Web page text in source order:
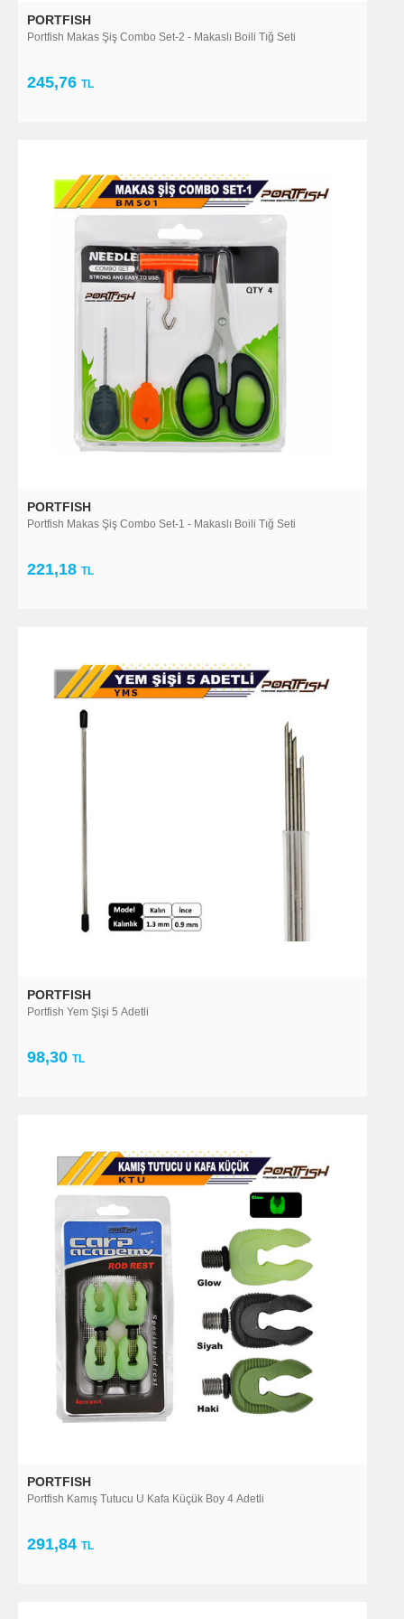
PORTFISH
Portfish Makas Şiş Combo Set-2 - Makaslı Boili Tığ Seti
245,76 TL
PORTFISH
Portfish Makas Şiş Combo Set-1 - Makaslı Boili Tığ Seti
221,18 TL
PORTFISH
Portfish Yem Şişi 5 Adetli
98,30 TL
PORTFISH
Portfish Kamış Tutucu U Kafa Küçük Boy 4 Adetli
291,84 TL